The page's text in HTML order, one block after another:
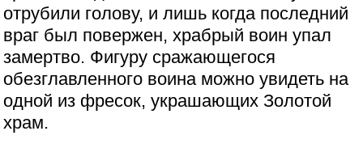
отрубили голову, и лишь когда последний
враг был повержен, храбрый воин упал
замертво. Фигуру сражающегося
обезглавленного воина можно увидеть на
одной из фресок, украшающих Золотой
храм.